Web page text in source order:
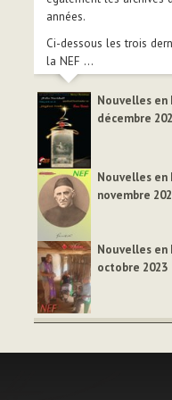
années.
Ci-dessous les trois
la NEF ...
Nouvelles en
décembre
Nouvelles en
novembre
Nouvelles en
octobre 2023